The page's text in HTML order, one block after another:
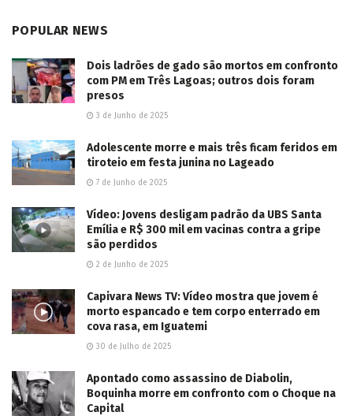
POPULAR NEWS
Dois ladrões de gado são mortos em confronto
com PM em Três Lagoas; outros dois foram
presos
3 de Junho de 2025
Adolescente morre e mais três ficam feridos em
tiroteio em festa junina no Lageado
7 de Junho de 2025
Vídeo: Jovens desligam padrão da UBS Santa
Emília e R$ 300 mil em vacinas contra a gripe
são perdidos
2 de Junho de 2025
Capivara News TV: Vídeo mostra que jovem é
morto espancado e tem corpo enterrado em
cova rasa, em Iguatemi
30 de Julho de 2025
Apontado como assassino de Diabolin,
Boquinha morre em confronto com o Choque na
Capital